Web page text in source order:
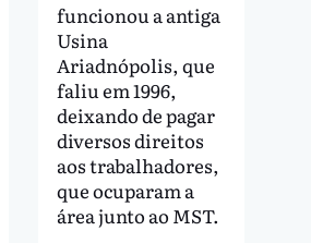
funcionou a antiga
Usina
Ariadnópolis, que
faliu em 1996,
deixando de pagar
diversos direitos
aos trabalhadores,
que ocuparam a
área junto ao MST.